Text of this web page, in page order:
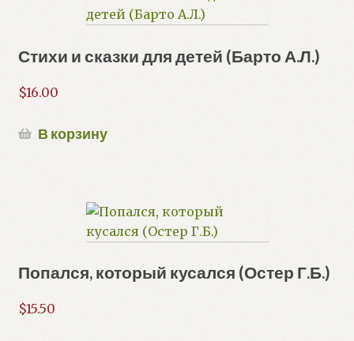
Стихи и сказки для детей (Барто А.Л.)
$16.00
В корзину
Попался, который кусался (Остер Г.Б.)
$15.50